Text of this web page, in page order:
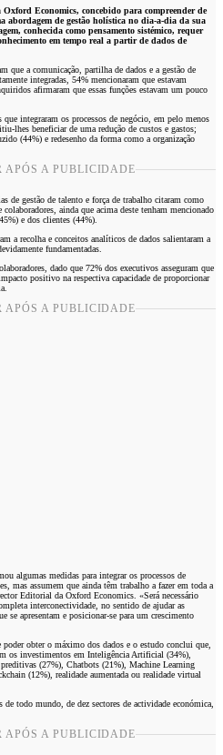
este artigo
Economics, concebido para compreender de
abordagem de gestão holística no dia-a-dia da sua
conhecida como pensamento sistémico, requer
em tempo real a partir de dados de
que a comunicação, partilha de dados e a gestão de
integradas, 54% mencionaram que estavam
afirmaram que essas funções estavam um pouco
integraram os processos de negócio, em pelo menos
lhes beneficiar de uma redução de custos e gastos;
(44%) e redesenho da forma como a organização
APÓS A PUBLICIDADE
de gestão de talento e força de trabalho citaram como
ainda que acima deste tenham mencionado
e dos clientes (44%).
a recolha e conceitos analíticos de dados salientaram a
fundamentadas.
dado que 72% dos executivos asseguram que
positivo na respectiva capacidade de proporcionar
APÓS A PUBLICIDADE
algumas medidas para integrar os processos de
mas assumem que ainda têm trabalho a fazer em toda a
Editorial da Oxford Economics. «Será necessário
interconectividade, no sentido de ajudar as
se apresentam e posicionar-se para um crescimento
obter o máximo dos dados e o estudo conclui que,
os investimentos em Inteligência Artificial (34%),
(27%), Chatbots (21%), Machine Learning
(12%), realidade aumentada ou realidade virtual
todo mundo, de dez sectores de actividade económica,
APÓS A PUBLICIDADE